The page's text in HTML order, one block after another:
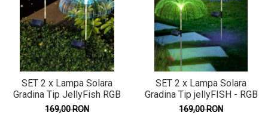
SET 2 x Lampa Solara
Gradina Tip JellyFish RGB
169,00 RON
SET 2 x Lampa Solara
Gradina Tip jellyFISH - RGB
169,00 RON